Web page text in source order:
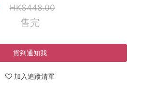
HK$448.00
售完
貨到通知我
加入追蹤清單